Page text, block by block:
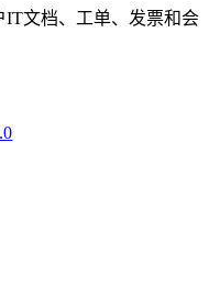
IT文档、工单、发票和会